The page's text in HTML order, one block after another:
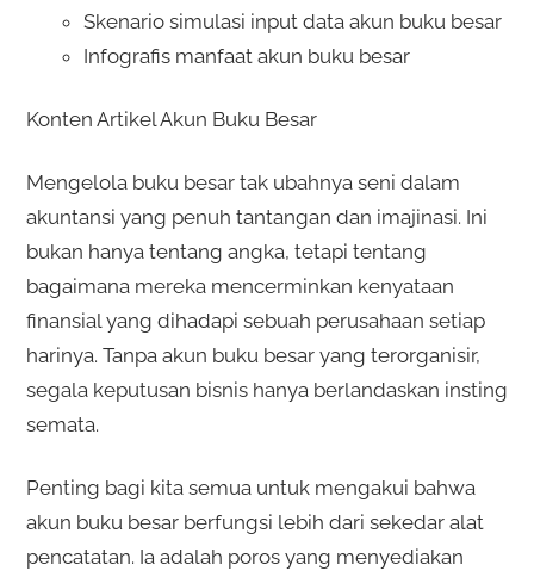
Skenario simulasi input data akun buku besar
Infografis manfaat akun buku besar
Konten Artikel Akun Buku Besar
Mengelola buku besar tak ubahnya seni dalam
akuntansi yang penuh tantangan dan imajinasi. Ini
bukan hanya tentang angka, tetapi tentang
bagaimana mereka mencerminkan kenyataan
finansial yang dihadapi sebuah perusahaan setiap
harinya. Tanpa akun buku besar yang terorganisir,
segala keputusan bisnis hanya berlandaskan insting
semata.
Penting bagi kita semua untuk mengakui bahwa
akun buku besar berfungsi lebih dari sekedar alat
pencatatan. Ia adalah poros yang menyediakan